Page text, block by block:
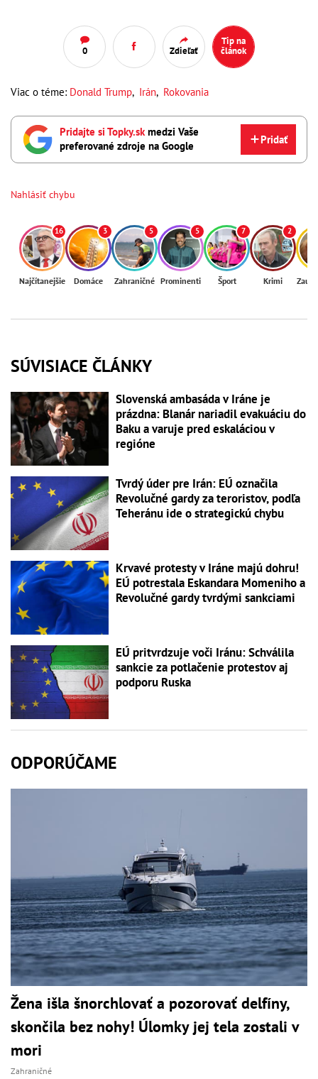
0 Zdieľať
Tip na
článok
Viac o téme: Donald Trump, Irán, Rokovania
Pridajte si Topky.skmedzi Vaše
preferované zdroje na Google
Pridať
Nahlásiť chybu
16
Najčítanejšie
3
Domáce
5
Zahraničné
5
Prominenti
7
Šport
2
Krimi
SÚVISIACE ČLÁNKY
Slovenská ambasáda v Iráne je
prázdna: Blanár nariadil evakuáciu do
Baku a varuje pred eskaláciou v
regióne
Tvrdý úder pre Irán: EÚ označila
Revolučné gardy za teroristov, podľa
Teheránu ide o strategickú chybu
Krvavé protesty v Iráne majú dohru!
EÚ potrestala Eskandara Momeniho a
Revolučné gardy tvrdými sankciami
EÚ pritvrdzuje voči Iránu: Schválila
sankcie za potlačenie protestov aj
podporu Ruska
ODPORÚČAME
Žena išla šnorchlovať a pozorovať delfíny,
skončila bez nohy! Úlomky jej tela zostali v
mori
Zahraničné